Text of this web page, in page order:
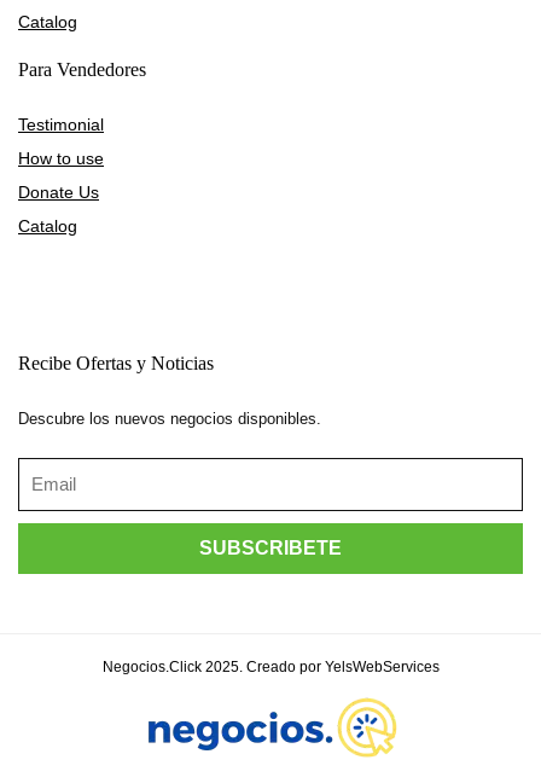
Catalog
Para Vendedores
Testimonial
How to use
Donate Us
Catalog
Recibe Ofertas y Noticias
Descubre los nuevos negocios disponibles.
Negocios.Click 2025. Creado por YelsWebServices